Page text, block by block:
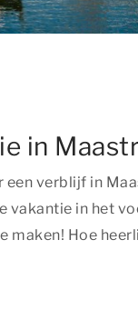
in
verblijf in
in het
Hoe